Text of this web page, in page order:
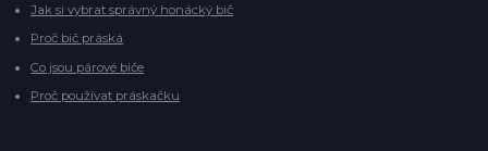
Jak si vybrat správný honácký bič
Proč bič práská
Co jsou párové biče
Proč používat práskačku